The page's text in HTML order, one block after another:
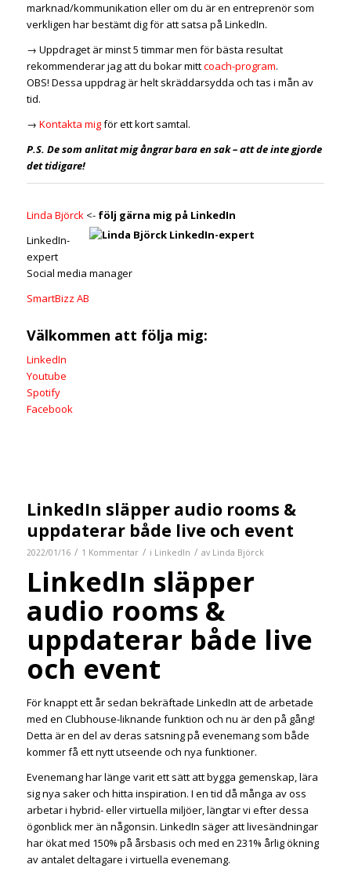
marknad/kommunikation eller om du är en entreprenör som
verkligen har bestämt dig för att satsa på LinkedIn.
→ Uppdraget är minst 5 timmar men för bästa resultat
rekommenderar jag att du bokar mittcoach-program.
OBS! Dessa uppdrag är helt skräddarsydda och tas i mån av
tid.
→ Kontakta migför ett kort samtal.
P.S. De som anlitat mig ångrar bara en sak – att de inte gjorde
det tidigare!
Linda Björck<- följ gärna mig på LinkedIn
LinkedIn-
expert
Social media manager
SmartBizz AB
Välkommen att följa mig:
LinkedIn
Youtube
Spotify
Facebook
LinkedIn släpper audio rooms &
uppdaterar både live och event
2022/01/16 / 1 Kommentar / i LinkedIn / av Linda Björck
LinkedIn släpper
audio rooms &
uppdaterar både live
och event
För knappt ett år sedan bekräftade LinkedIn att de arbetade
med en Clubhouse-liknande funktion och nu är den på gång!
Detta är en del av deras satsning på evenemang som både
kommer få ett nytt utseende och nya funktioner.
Evenemang har länge varit ett sätt att bygga gemenskap, lära
sig nya saker och hitta inspiration. I en tid då många av oss
arbetar i hybrid- eller virtuella miljöer, längtar vi efter dessa
ögonblick mer än någonsin. LinkedIn säger att livesändningar
har ökat med 150% på årsbasis och med en 231% årlig ökning
av antalet deltagare i virtuella evenemang.